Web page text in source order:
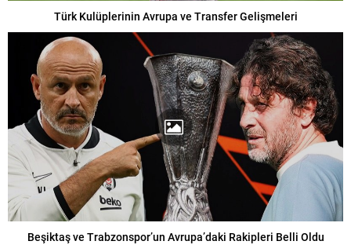
Türk Kulüplerinin Avrupa ve Transfer Gelişmeleri
Beşiktaş ve Trabzonspor’un Avrupa’daki Rakipleri Belli Oldu